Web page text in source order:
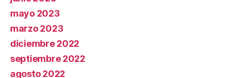
mayo 2023
marzo 2023
diciembre 2022
septiembre 2022
agosto 2022